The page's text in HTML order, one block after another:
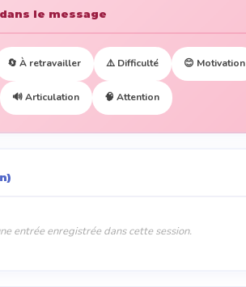
le message
🔄 À retravailler ⚠️ Difficulté 😊 Motivation
🔊 Articulation 🧠 Attention
entrée enregistrée dans cette session.